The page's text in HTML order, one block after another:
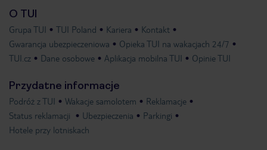
O TUI
Grupa TUI TUI Poland Kariera
Kontakt
Gwarancja ubezpieczeniowa
Opieka TUI na wakacjach 24/7
TUI.cz
Dane osobowe Aplikacja mobilna TUI Opinie TUI
Przydatne informacje
Podróż z TUI Wakacje samolotem
Reklamacje
Status reklamacji
Ubezpieczenia
Parkingi
Hotele przy lotniskach